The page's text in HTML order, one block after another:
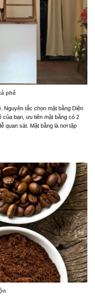
phê
Nguyên tắc chọn mặt bằng Diện
của bạn, ưu tiên mặt bằng có 2
quan sát. Mặt bằng là nơi tập